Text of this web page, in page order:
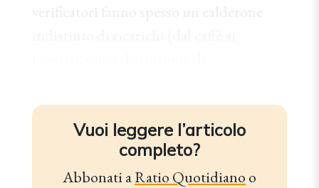
Vuoi leggere l’articolo
completo?
Abbonati aRatio Quotidiano o